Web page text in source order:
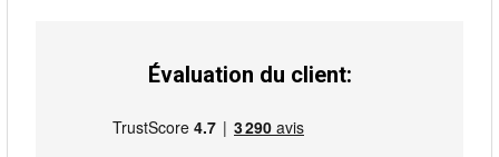
Évaluation du client: